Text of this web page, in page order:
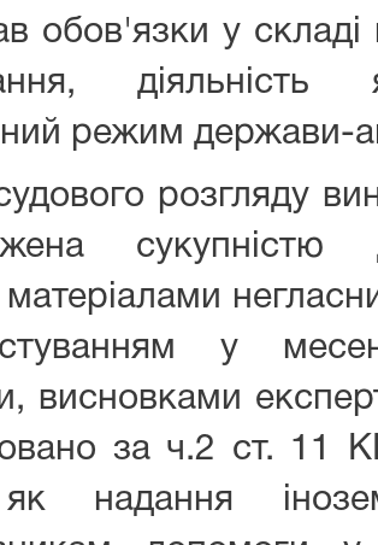
обов'язки у
діяльність
режим держави-
розгляду
сукупністю
у
висновками
за ч.2 ст. 11
надання